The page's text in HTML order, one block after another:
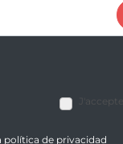
política de privacidad